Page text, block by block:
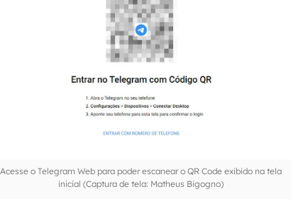
Acesse o Telegram Web para poder escanear o QR Code exibido na tela
inicial (Captura de tela: Matheus Bigogno)